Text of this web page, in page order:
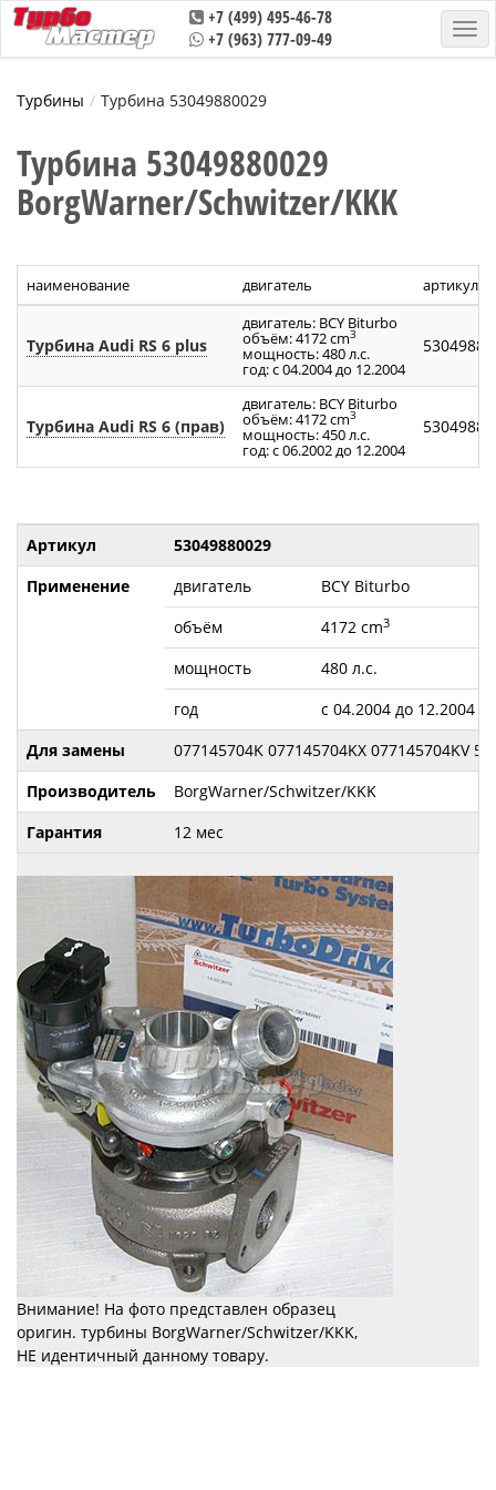
+7 (499) 495-46-78
+7 (963) 777-09-49
Турбины Турбина 53049880029
Турбина 53049880029
BorgWarner/Schwitzer/KKK
наименование двигатель артикул
Турбина Audi RS 6 plus
двигатель: BCY Biturbo
объём: 4172 cm3
мощность: 480 л.с.
год: с 04.2004 до 12.2004
Турбина Audi RS 6 (прав)
двигатель: BCY Biturbo
объём: 4172 cm3
мощность: 450 л.с.
год: с 06.2002 до 12.2004
Артикул
53049880029
Применение
двигатель
BCY Biturbo
объём
4172 cm3
мощность
480 л.с.
год
с 04.2004 до 12.2004
Для замены
077145704K 077145704KX 077145704KV
Производитель
BorgWarner/Schwitzer/KKK
Гарантия
12 мес
Внимание! На фото представлен образец
оригин. турбины BorgWarner/Schwitzer/KKK,
НЕ идентичный данному товару.